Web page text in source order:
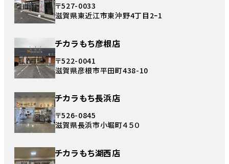
〒527-0033
滋賀県東近江市東沖野4丁目2ｰ1
チカラもち彦根店
〒522-0041
滋賀県彦根市平田町438-10
チカラもち長浜店
〒526-0845
滋賀県長浜市小堀町４５０
チカラもち湖西店